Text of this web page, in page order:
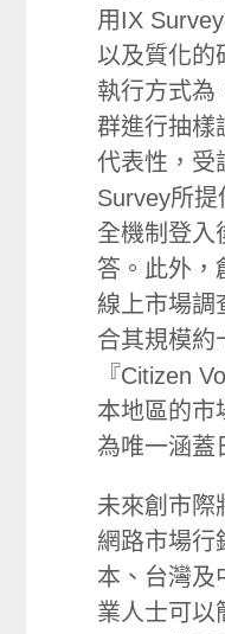
用IX
以及質化的
執行方式為
群進行抽樣
代表性，受
Survey所
全機制登入
答。此外，
線上市場調
合其規模約
『Citizen
本地區的市
為唯一涵蓋
未來創市際
網路市場行
本、台灣及
業人士可以